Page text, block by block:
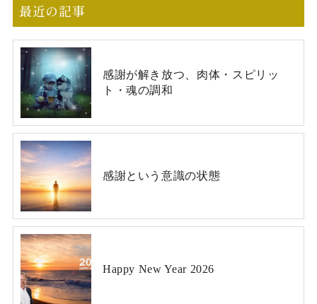
最近の記事
感謝が解き放つ、肉体・スピリッ
ト・魂の調和
感謝という意識の状態
Happy New Year 2026